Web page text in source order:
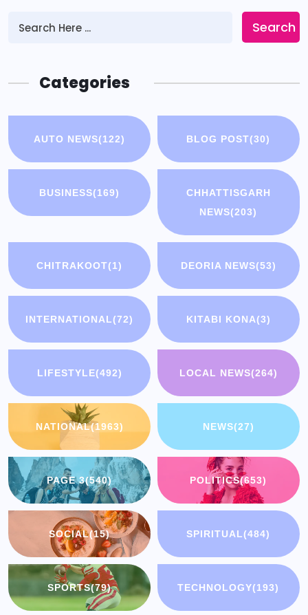
Search
Categories
AUTO NEWS(122) BLOG POST(30)
BUSINESS(169)
CHHATTISGARH
NEWS(203)
CHITRAKOOT(1) DEORIA NEWS(53)
INTERNATIONAL(72) KITABI KONA(3)
LIFESTYLE(492) LOCAL NEWS(264)
NATIONAL(1963) NEWS(27)
PAGE 3(540) POLITICS(653)
SOCIAL(15) SPIRITUAL(484)
SPORTS(79) TECHNOLOGY(193)